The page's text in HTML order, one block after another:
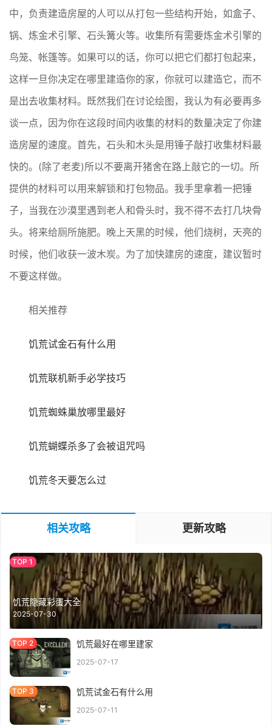
中，负责建造房屋的人可以从打包一些结构开始，如盒子、
锅、炼金术引擎、石头篝火等。收集所有需要炼金术引擎的
鸟笼、帐篷等。如果可以的话，你可以把它们都打包起来，
这样一旦你决定在哪里建造你的家，你就可以建造它，而不
是出去收集材料。既然我们在讨论绘图，我认为有必要再多
谈一点，因为你在这段时间内收集的材料的数量决定了你建
造房屋的速度。首先，石头和木头是用锤子敲打收集材料最
快的。(除了老麦)所以不要离开猪舍在路上敲它的一切。所
提供的材料可以用来解锁和打包物品。我手里拿着一把锤
子，当我在沙漠里遇到老人和骨头时，我不得不去打几块骨
头。将来给厕所施肥。晚上天黑的时候，他们烧树，天亮的
时候，他们收获一波木炭。为了加快建房的速度，建议暂时
不要这样做。
相关推荐
饥荒试金石有什么用
饥荒联机新手必学技巧
饥荒蜘蛛巢放哪里最好
饥荒蝴蝶杀多了会被诅咒吗
饥荒冬天要怎么过
相关攻略 更新攻略
饥荒隐藏彩蛋大全
2025-07-30
饥荒最好在哪里建家
2025-07-17
饥荒试金石有什么用
2025-07-11